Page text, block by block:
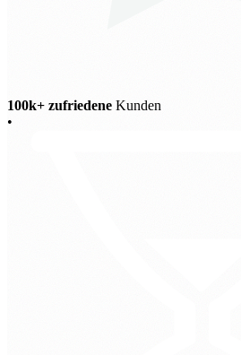
100k+ zufriedene Kunden
•